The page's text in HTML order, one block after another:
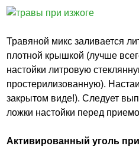
Травяной микс заливается
плотной крышкой (лучше
настойки литровую
простерилизованную).
закрытом виде!). Следует
ложки настойки перед
Активированный уголь